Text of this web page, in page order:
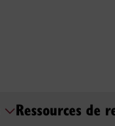
Ressources de